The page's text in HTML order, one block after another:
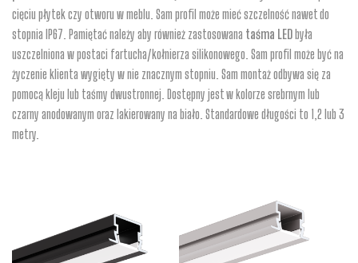
cięciu płytek czy otworu w meblu. Sam profil może mieć szczelność nawet do
stopnia IP67. Pamiętać należy aby również zastosowana taśma LEDbyła
uszczelniona w postaci fartucha/kołnierza silikonowego. Sam profil może być na
życzenie klienta wygięty w nie znacznym stopniu. Sam montaż odbywa się za
pomocą kleju lub taśmy dwustronnej. Dostępny jest w kolorze srebrnym lub
czarny anodowanym oraz lakierowany na biało. Standardowe długości to 1,2 lub 3
metry.